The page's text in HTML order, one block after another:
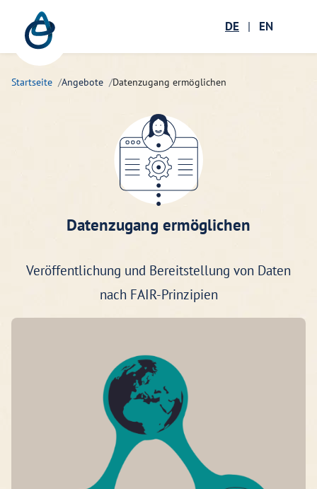
Zum Hauptinhalt springen
DE | EN
Startseite Angebote Datenzugang ermöglichen
Datenzugang ermöglichen
Veröffentlichung und Bereitstellung von Daten
nach FAIR-Prinzipien